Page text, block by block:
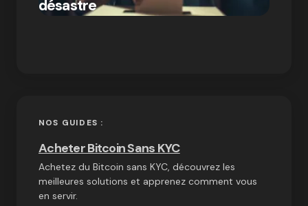
désastre
on 03/10/2024
NOS GUIDES :
Acheter Bitcoin Sans KYC
Achetez du Bitcoin sans KYC, découvrez les
meilleures solutions et apprenez comment vous
en servir.